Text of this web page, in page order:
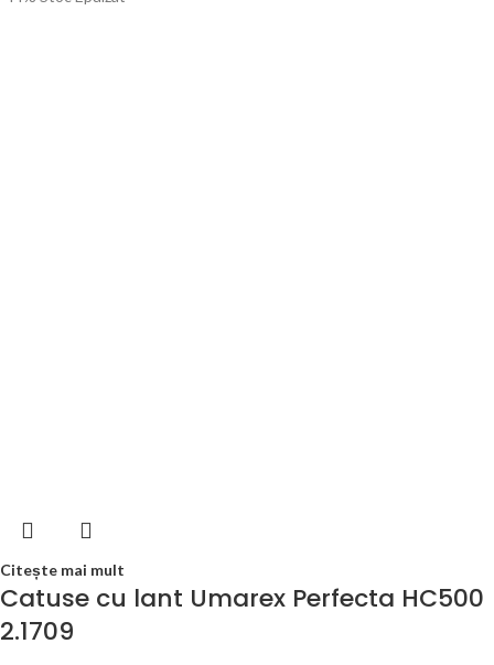
Citește mai mult
Catuse cu lant Umarex Perfecta HC500
2.1709